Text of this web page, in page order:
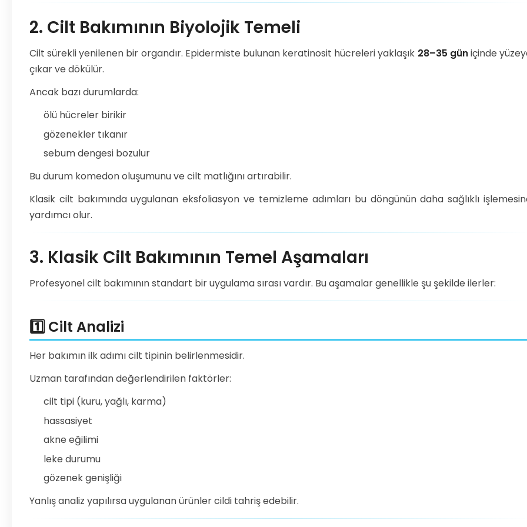
2. Cilt Bakımının Biyolojik Temeli
Cilt sürekli yenilenen bir organdır. Epidermiste bulunan keratinosit hücreleri yaklaşık 28–35 güniçinde
çıkar ve dökülür.
Ancak bazı durumlarda:
ölü hücreler birikir
gözenekler tıkanır
sebum dengesi bozulur
Bu durum komedon oluşumunu ve cilt matlığını artırabilir.
Klasik cilt bakımında uygulanan eksfoliasyon ve temizleme adımları bu döngünün daha sağlıklı
yardımcı olur.
3. Klasik Cilt Bakımının Temel Aşamaları
Profesyonel cilt bakımının standart bir uygulama sırası vardır. Bu aşamalar genellikle şu şekilde ilerler:
1️⃣ Cilt Analizi
Her bakımın ilk adımı cilt tipinin belirlenmesidir.
Uzman tarafından değerlendirilen faktörler:
cilt tipi (kuru, yağlı, karma)
hassasiyet
akne eğilimi
leke durumu
gözenek genişliği
Yanlış analiz yapılırsa uygulanan ürünler cildi tahriş edebilir.